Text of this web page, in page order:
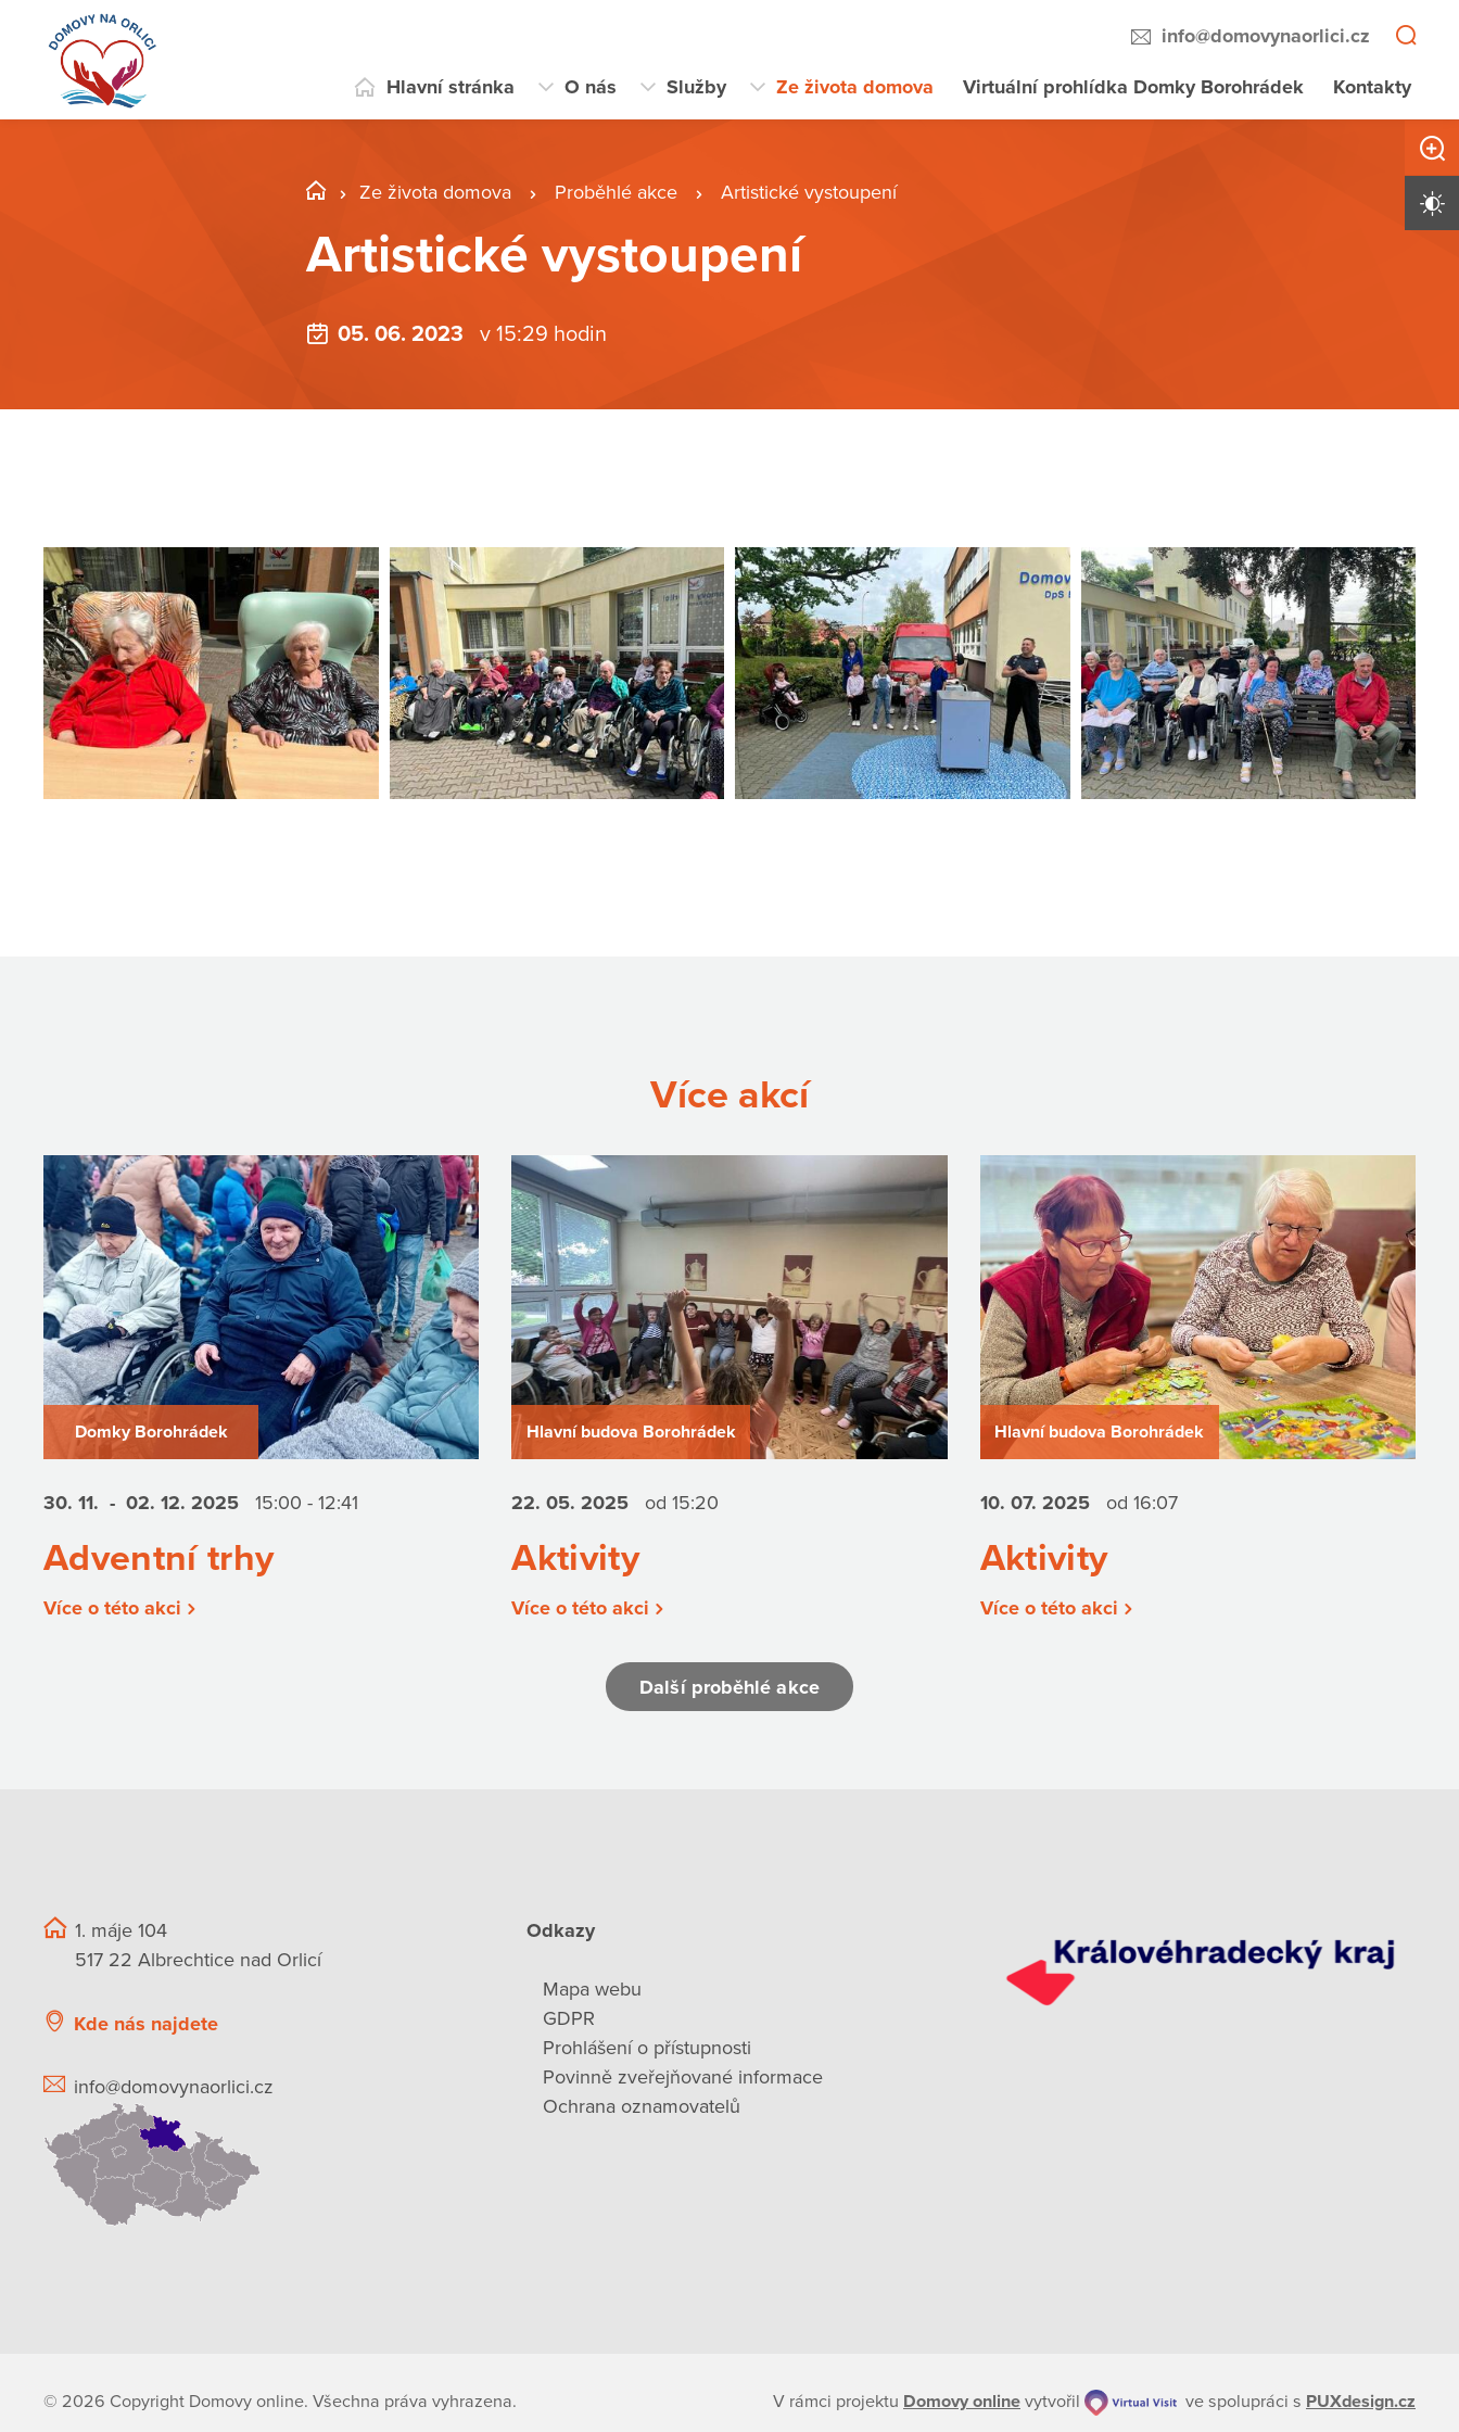
info@domovynaorlici.cz
Hlavní stránka O nás Služby Ze života domova Virtuální prohlídka Domky Borohrádek Kontakty
Ze života domova Proběhlé akce Artistické vystoupení
Artistické vystoupení
05. 06. 2023 v 15:29 hodin
Více akcí
Domky Borohrádek
30. 11. - 02. 12. 2025 15:00 - 12:41
Adventní trhy
Více o této akci
Hlavní budova Borohrádek
22. 05.2025 od 15:20
Aktivity
Více o této akci
Hlavní budova Borohrádek
10. 07. 2025 od 16:07
Aktivity
Více o této akci
Další proběhlé akce
1. máje 104
517 22 Albrechtice nad Orlicí
Kde nás najdete
info@domovynaorlici.cz
Odkazy
Mapa webu
GDPR
Prohlášení o přístupnosti
Povinně zveřejňované informace
Ochrana oznamovatelů
© 2026 Copyright Domovy online. Všechna práva vyhrazena. V rámci projektu Domovy online vytvořil ve spolupráci s PUXdesign.cz